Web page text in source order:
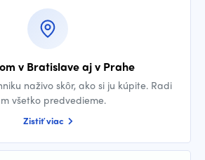
v Bratislave aj v Prahe
naživo skôr, ako si ju kúpite. Radi
všetko predvedieme.
Zistiť viac